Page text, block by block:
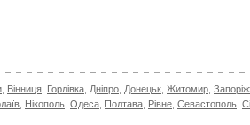
Вінниця Горлівка Дніпро Донецьк Житомир
Нікополь Одеса Полтава Рівне Севастополь